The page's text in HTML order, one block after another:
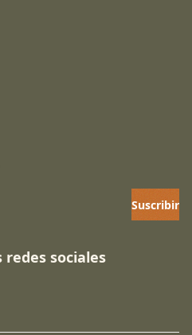
Suscribir
sociales